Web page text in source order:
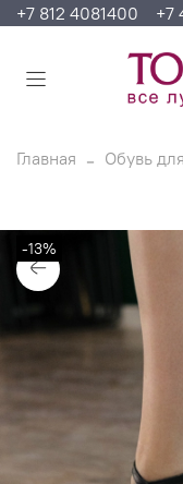
+7 812 4081400 +7
Главная Обувь
-13%